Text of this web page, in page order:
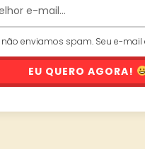
não enviamos spam. Seu e-mail
EU QUERO AGORA!